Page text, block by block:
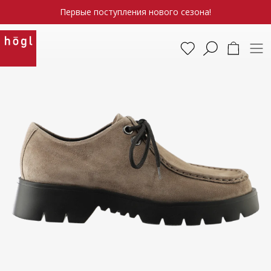
Первые поступления нового сезона!